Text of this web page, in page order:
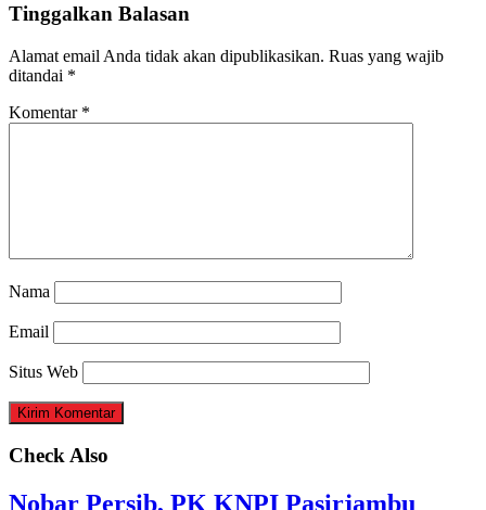
Tinggalkan Balasan
Alamat email Anda tidak akan dipublikasikan. Ruas yang wajib
ditandai *
Komentar *
Nama
Email
Situs Web
Check Also
Nobar Persib, PK KNPI Pasirjambu